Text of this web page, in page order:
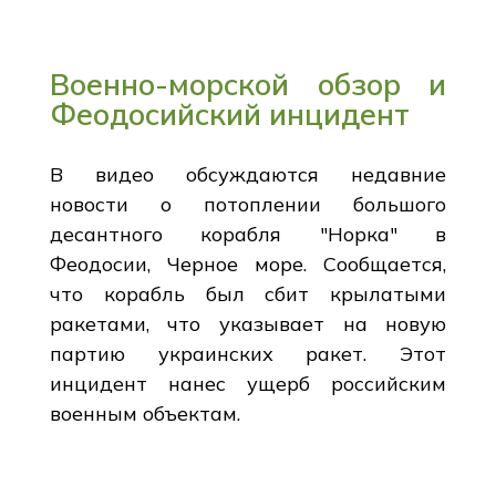
Военно-морской обзор и
Феодосийский инцидент
В видео обсуждаются недавние
новости о потоплении большого
десантного корабля "Норка" в
Феодосии, Черное море. Сообщается,
что корабль был сбит крылатыми
ракетами, что указывает на новую
партию украинских ракет. Этот
инцидент нанес ущерб российским
военным объектам.